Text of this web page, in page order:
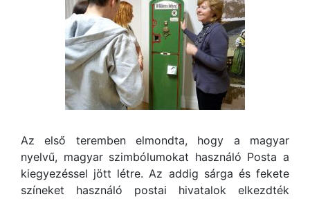
Az első teremben elmondta, hogy a magyar
nyelvű, magyar szimbólumokat használó Posta a
kiegyezéssel jött létre. Az addig sárga és fekete
színeket használó postai hivatalok elkezdték